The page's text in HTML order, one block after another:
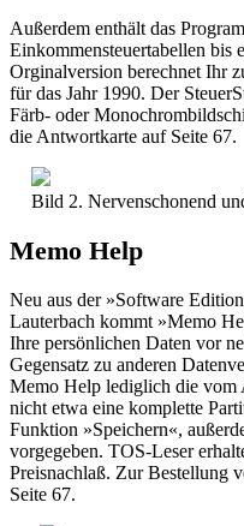
Außerdem enthält das
Einkommensteuertabellen bis
Orginalversion berechnet Ihr
für das Jahr 1990. Der
Färb- oder
die Antwortkarte auf Seite 67.
Bild 2. Nervenschonend
Memo Help
Neu aus der »Software
Lauterbach kommt »Memo
Ihre persönlichen Daten vor
Gegensatz zu anderen
Memo Help lediglich die vom
nicht etwa eine komplette
Funktion »Speichern«,
vorgegeben. TOS-Leser
Preisnachlaß. Zur Bestellung
Seite 67.